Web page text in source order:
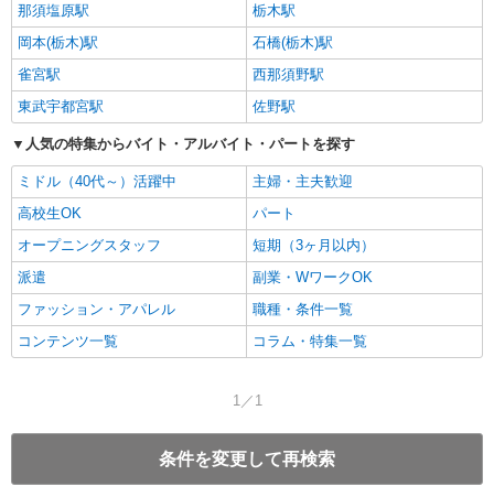
那須塩原駅
栃木駅
岡本(栃木)駅
石橋(栃木)駅
雀宮駅
西那須野駅
東武宇都宮駅
佐野駅
人気の特集からバイト・アルバイト・パートを探す
ミドル（40代～）活躍中
主婦・主夫歓迎
高校生OK
パート
オープニングスタッフ
短期（3ヶ月以内）
派遣
副業・WワークOK
ファッション・アパレル
職種・条件一覧
コンテンツ一覧
コラム・特集一覧
1／1
条件を変更して再検索